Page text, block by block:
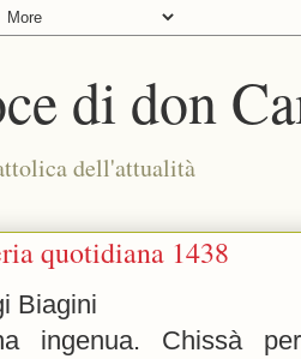
di don
dell'attualità
quotidiana 1438
Biagini
ingenua. Chissà